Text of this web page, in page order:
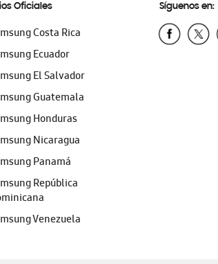
Oficiales
Costa Rica
Ecuador
El Salvador
Guatemala
Honduras
Nicaragua
Panamá
República
Venezuela
Síguenos en: